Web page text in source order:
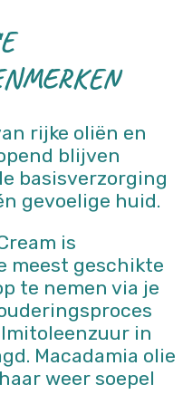
rijke oliën en
blijven
basisverzorging
gevoelige huid.
is
meest geschikte
te nemen via je
in
Macadamia olie
weer soepel